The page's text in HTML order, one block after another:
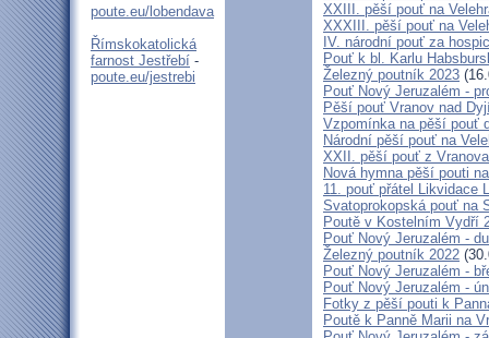
poute.eu/lobendava
Římskokatolická
farnost Jestřebí -
poute.eu/jestrebi
XXIII. pěší pouť na
XXXIII. pěší pouť na
IV. národní pouť za
Pouť k bl. Karlu
Železný poutník 2023
Pouť Nový Jeruzalém -
Pěší pouť Vranov nad
Vzpomínka na pěší pouť
Národní pěší pouť na
XXII. pěší pouť z
Nová hymna pěší pouti
11. pouť přátel Likvidace
Svatoprokopská pouť na
Poutě v Kostelním Vydří
Pouť Nový Jeruzalém -
Železný poutník 2022
Pouť Nový Jeruzalém -
Pouť Nový Jeruzalém -
Fotky z pěší pouti k
Poutě k Panně Marii na